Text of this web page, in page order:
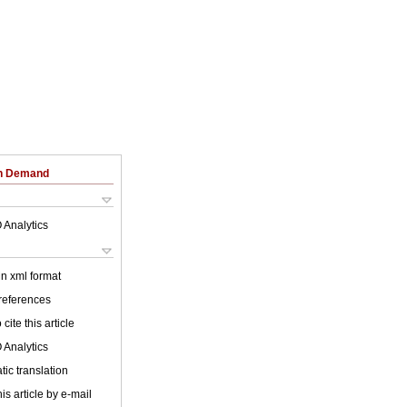
Demand
Analytics
xml format
cite this article
Analytics
translation
article by e-mail